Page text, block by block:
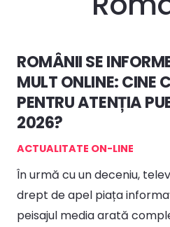
ROMÂNII SE
MULT ONLINE: CINE
PENTRU ATENȚIA
2026?
ACTUALITATE ON-LINE
În urmă cu un deceniu,
drept de apel piața
peisajul media arată